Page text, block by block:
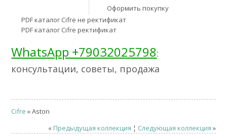
Оформить покупку
PDF каталог Cifre не ректификат
PDF каталог Cifre ректификат
WhatsApp +79032025798:
консультации, советы, продажа
Cifre » Aston
« Предыдущая коллекция ¦ Следующая коллекция »